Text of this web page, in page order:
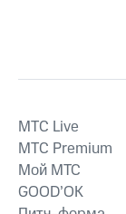
MTС Live
MTС Premium
Мой МТС
GOOD’OK